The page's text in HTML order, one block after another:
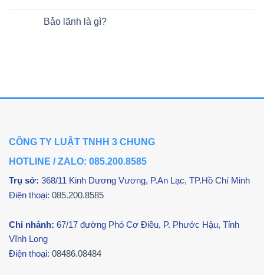
Bảo lãnh là gì?
CÔNG TY LUẬT TNHH 3 CHUNG
HOTLINE / ZALO: 085.200.8585
Trụ sở: 368/11 Kinh Dương Vương, P.An Lạc, TP.Hồ Chí Minh
Điện thoại: 085.200.8585
Chi nhánh: 67/17 đường Phó Cơ Điều, P. Phước Hậu, Tỉnh
Vĩnh Long
Điện thoại: 08486.08484